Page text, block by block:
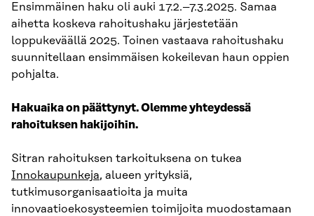
Ensimmäinen haku oli auki 17.2.–7.3.2025. Samaa
aihetta koskeva rahoitushaku järjestetään
loppukeväällä 2025. Toinen vastaava rahoitushaku
suunnitellaan ensimmäisen kokeilevan haun oppien
pohjalta.
Hakuaika on päättynyt. Olemme yhteydessä
rahoituksen hakijoihin.
Sitran rahoituksen tarkoituksena on tukea
Innokaupunkeja, alueen yrityksiä,
tutkimusorganisaatioita ja muita
innovaatioekosysteemien toimijoita muodostamaan